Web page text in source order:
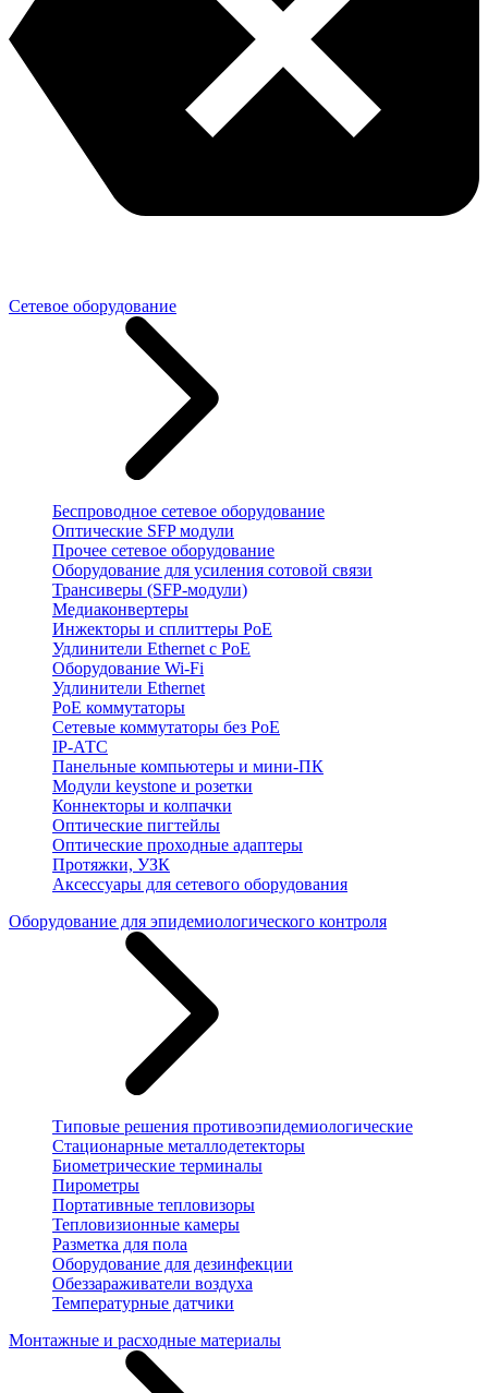
Сетевое оборудование
Беспроводное сетевое оборудование
Оптические SFP модули
Прочее сетевое оборудование
Оборудование для усиления сотовой связи
Трансиверы (SFP-модули)
Медиаконвертеры
Инжекторы и сплиттеры PoE
Удлинители Ethernet с PoE
Оборудование Wi-Fi
Удлинители Ethernet
PoE коммутаторы
Сетевые коммутаторы без PoE
IP-АТС
Панельные компьютеры и мини-ПК
Модули keystone и розетки
Коннекторы и колпачки
Оптические пигтейлы
Оптические проходные адаптеры
Протяжки, УЗК
Аксессуары для сетевого оборудования
Оборудование для эпидемиологического контроля
Типовые решения противоэпидемиологические
Стационарные металлодетекторы
Биометрические терминалы
Пирометры
Портативные тепловизоры
Тепловизионные камеры
Разметка для пола
Оборудование для дезинфекции
Обеззараживатели воздуха
Температурные датчики
Монтажные и расходные материалы